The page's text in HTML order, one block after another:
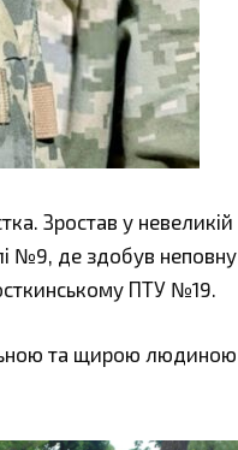
Зростав у невеликій
№9, де здобув неповну
ПТУ №19.
та щирою